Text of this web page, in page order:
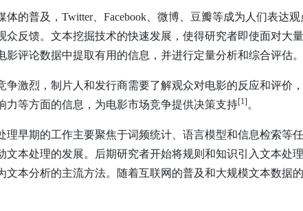
体的普及，Twitter、Facebook、微博、豆瓣等成为人们表
众反馈。文本挖掘技术的快速发展，使得研究者即使面对
影评论数据中提取有用的信息，并进行定量分析和综合评估。
争激烈，制片人和发行商需要了解观众对电影的反应和评
力等方面的信息，为电影市场竞争提供决策支持[1] 。
理早期的工作主要聚焦于词频统计、语言模型和信息检索等
文本处理的发展。后期研究者开始将规则和知识引入文本处
文本分析的主流方法。随着互联网的普及和大规模文本数